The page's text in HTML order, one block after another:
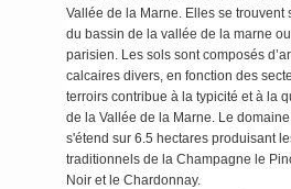
Vallée de la Marne. Elles se trouvent
du bassin de la vallée de la marne
parisien. Les sols sont composés
calcaires divers, en fonction des
terroirs contribue à la typicité et à la
de la Vallée de la Marne. Le
s'étend sur 6.5 hectares produisant
traditionnels de la Champagne le
Noir et le Chardonnay.